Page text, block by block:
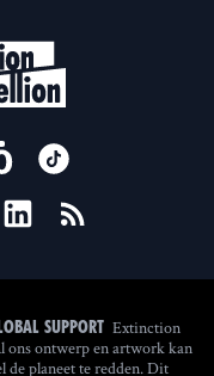
Support Extinction
ons ontwerp en artwork kan
planeet te redden. Dit